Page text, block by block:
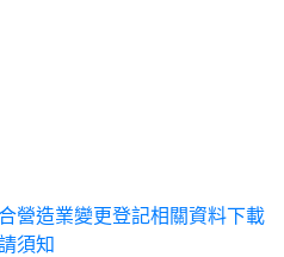
營造業變更登記相關資料下載
須知